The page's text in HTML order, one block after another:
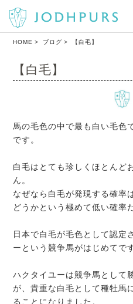
HOME ブログ 【白毛】
【白毛】
馬の毛色の中で最も白い毛色
です。
白毛はとても珍しくほとんど
ん。
なぜなら白毛が発現する確率
どうかという極めて低い確率
日本で白毛が毛色として認定
ーという競争馬がはじめてで
ハクタイユーは競争馬として
が、貴重な白毛として種牡馬
ることになりました。